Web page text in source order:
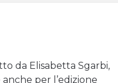
da Elisabetta Sgarbi,
anche per l’edizione